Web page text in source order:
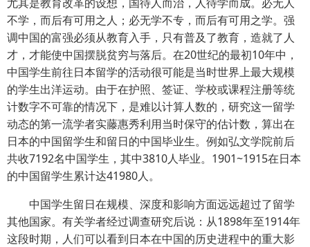
不学，而后有可用之人；必无学不专，而后有可用之学。强
调中国的富强必须从教育入手，只有普及了教育，造就了人
才，才能使中国摆脱贫穷与落后。在20世纪的最初10年中，
中国学生前往日本留学的活动很可能是当时世界上最大规模
的学生出洋运动。由于在护照、签证、学校或课程注册等统
计数字不可靠的情况下，是难以计算人数的，研究这一留学
动态的第一流学者实藤惠秀利用当时保守的估计数，算出在
日本的中国留学生和留日的中国毕业生。例如弘文学院前后
共收7192名中国学生，其中3810人毕业。1901~1915在日本
的中国留学生累计达41980人。
中国学生留日在规模、深度和影响方面远远超过了留学
其他国家。有关学者经过调查研究后说：从1898年至1914年
这段时期，人们可以看到日本在中国的历史进程中的重大影